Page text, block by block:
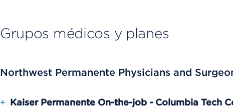
Grupos médicos y planes
Northwest Permanente Physicians and
+ Kaiser Permanente On-the-job - Columbia Tech